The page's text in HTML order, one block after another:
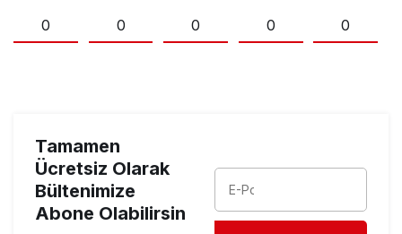
0 0 0 0 0
Tamamen
Ücretsiz Olarak
Bültenimize
Abone Olabilirsin